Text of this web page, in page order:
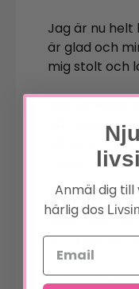
Jag är nu helt
är glad och
mig stolt och
på? Kanske
gärna isf
Tack
delar med dig
att ni sprider
Ta hand om
Anmäl dig
härlig dos